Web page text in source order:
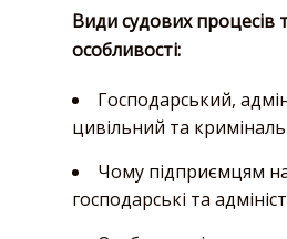
Види судових процесів
особливості:
Господарський,
цивільний та
Чому підприємцям
господарські та